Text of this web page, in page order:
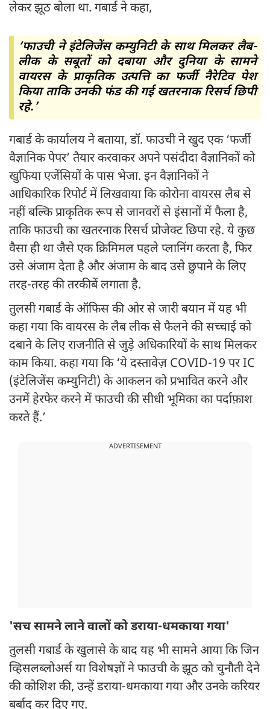
लेकर झूठ बोला था. गबार्ड ने कहा,
‘फाउची ने इंटेलिजेंस कम्युनिटी के साथ मिलकर लैब-
लीक के सबूतों को दबाया और दुनिया के सामने
वायरस के प्राकृतिक उत्पत्ति का फर्जी नैरेटिव पेश
किया ताकि उनकी फंड की गई खतरनाक रिसर्च छिपी
रहे.’
गबार्ड के कार्यालय ने बताया, डॉ. फाउची ने खुद एक ‘फर्जी
वैज्ञानिक पेपर’ तैयार करवाकर अपने पसंदीदा वैज्ञानिकों को
खुफिया एजेंसियों के पास भेजा. इन वैज्ञानिकों ने
आधिकारिक रिपोर्ट में लिखवाया कि कोरोना वायरस लैब से
नहीं बल्कि प्राकृतिक रूप से जानवरों से इंसानों में फैला है,
ताकि फाउची का खतरनाक रिसर्च प्रोजेक्ट छिपा रहे. ये कुछ
वैसा ही था जैसे एक क्रिमिमल पहले प्लानिंग करता है, फिर
उसे अंजाम देता है और अंजाम के बाद उसे छुपाने के लिए
तरह-तरह की तरकीबें लगाता है.
तुलसी गबार्ड के ऑफिस की ओर से जारी बयान में यह भी
कहा गया कि वायरस के लैब लीक से फैलने की सच्चाई को
दबाने के लिए राजनीति से जुड़े अधिकारियों के साथ मिलकर
काम किया. कहा गया कि ‘ये दस्तावेज़ COVID-19 पर IC
(इंटेलिजेंस कम्युनिटी) के आकलन को प्रभावित करने और
उनमें हेरफेर करने में फाउची की सीधी भूमिका का पर्दाफ़ाश
करते हैं.’
ADVERTISEMENT
'सच सामने लाने वालों को डराया-धमकाया गया'
तुलसी गबार्ड के खुलासे के बाद यह भी सामने आया कि जिन
व्हिसलब्लोअर्स या विशेषज्ञों ने फाउची के झूठ को चुनौती देने
की कोशिश की, उन्हें डराया-धमकाया गया और उनके करियर
बर्बाद कर दिए गए.